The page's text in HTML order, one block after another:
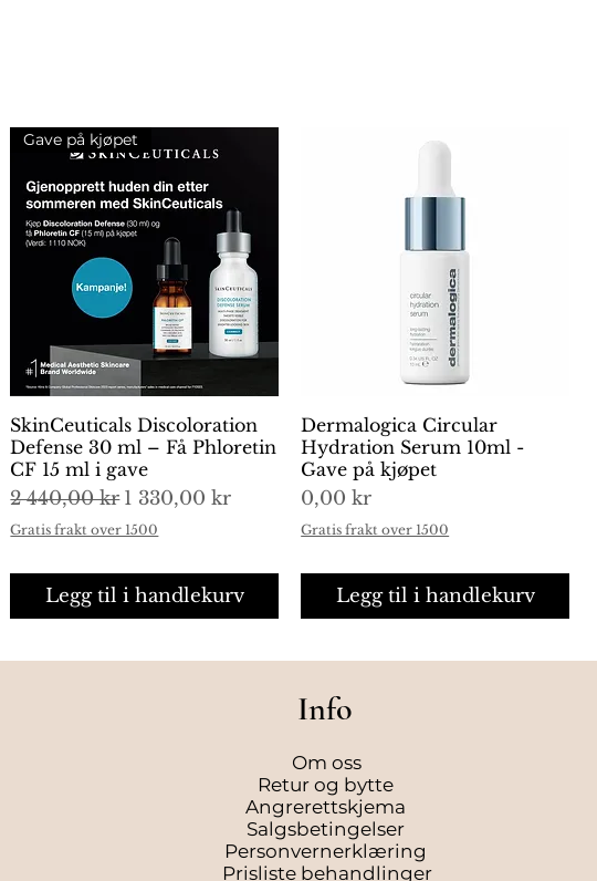
Hurtigvisning
Gave på kjøpet
SkinCeuticals Discoloration
Defense 30 ml – Få Phloretin
CF 15 ml i gave
Vanlig pris
2 440,00 kr Salgspris
1 330,00 kr
Gratis frakt over 1500
Legg til i handlekurv
Hurtigvisning
Dermalogica Circular
Hydration Serum 10ml -
Gave på kjøpet
Pris
0,00 kr
Gratis frakt over 1500
Legg til i handlekurv
Info
Om oss
Retur og bytte
Angrerettskjema
Salgsbetingelser
Personvernerklæring
Prisliste behandlinger